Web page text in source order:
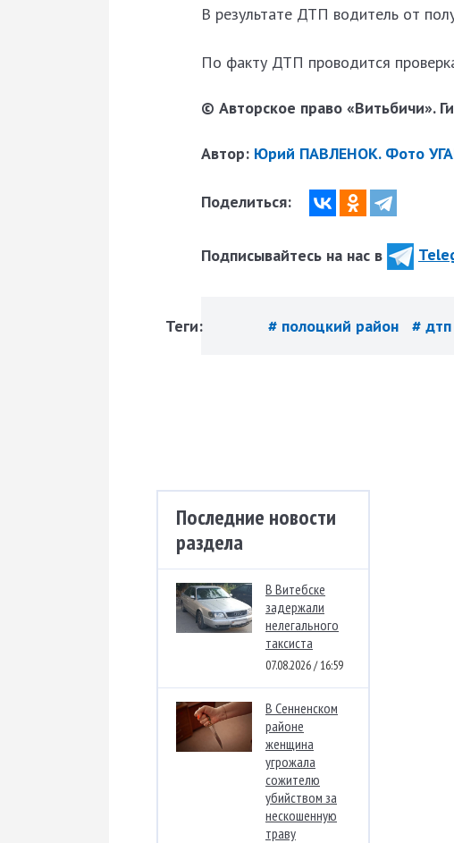
В результате ДТП водитель от
По факту ДТП проводится
© Авторское право «Витьбичи».
Автор: Юрий ПАВЛЕНОК. Фото
Поделиться:
Подписывайтесь на нас в
Теги: # полоцкий район # дтп
Последние новости
раздела
В Витебске
задержали
нелегального
таксиста
07.08.2026 / 16:59
В Сенненском
районе
женщина
угрожала
сожителю
убийством за
нескошенную
траву